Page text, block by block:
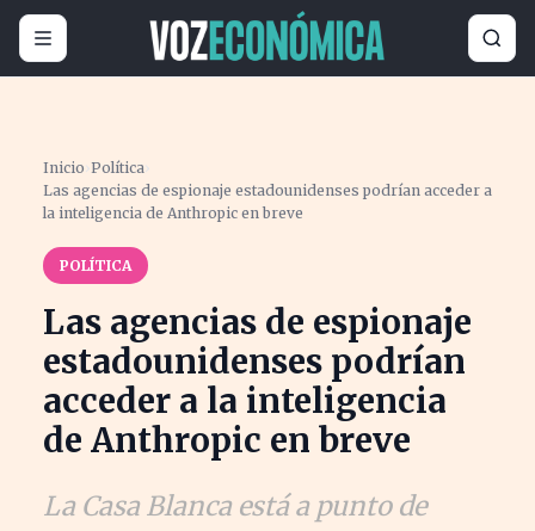
Inicio ›Política›
Las agencias de espionaje estadounidenses podrían acceder a
la inteligencia de Anthropic en breve
POLÍTICA
Las agencias de espionaje
estadounidenses podrían
acceder a la inteligencia
de Anthropic en breve
La Casa Blanca está a punto de